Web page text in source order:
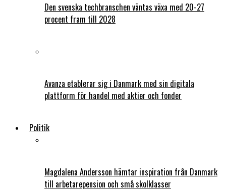
Den svenska techbranschen väntas växa med 20-27
procent fram till 2028
Avanza etablerar sig i Danmark med sin digitala
plattform för handel med aktier och fonder
Politik
Magdalena Andersson hämtar inspiration från Danmark
till arbetarepension och små skolklasser